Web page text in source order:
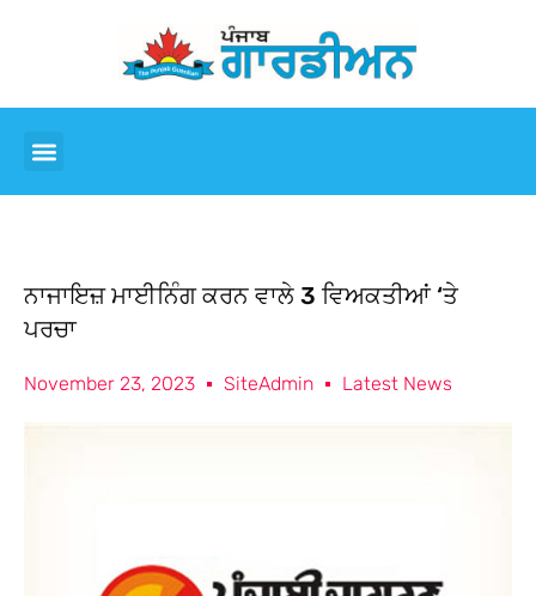
ਨਾਜਾਇਜ਼ ਮਾਈਨਿੰਗ ਕਰਨ ਵਾਲੇ 3 ਵਿਅਕਤੀਆਂ ‘ਤੇ
ਪਰਚਾ
November 23, 2023 SiteAdmin Latest News